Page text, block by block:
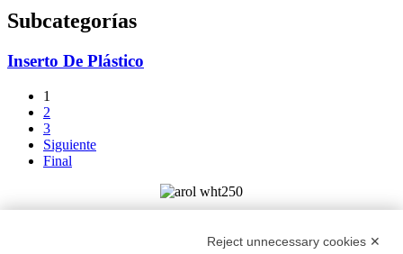
Subcategorías
Inserto De Plástico
1
2
3
Siguiente
Final
ITALIA - C.F. E P.IVA 03217610967 - REA AT 108104 - CAP.
Reject unnecessary cookies ✕